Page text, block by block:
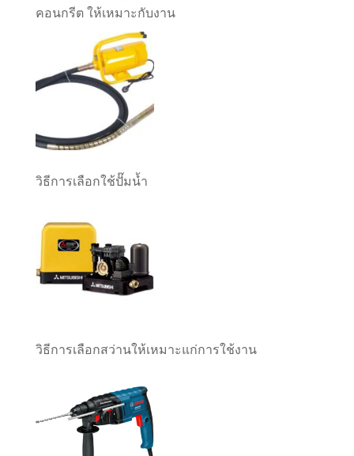
คอนกรีต ให้เหมาะกับงาน
วิธีการเลือกใช้ปั๊มน้ำ
วิธีการเลือกสว่านให้เหมาะแก่การใช้งาน